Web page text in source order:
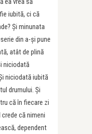
iubită, ci că
Și minunata
din a-și pune
atât de plină
niciodată
niciodată iubită
drumului. Și
că în fiecare zi
că nimeni
dependent